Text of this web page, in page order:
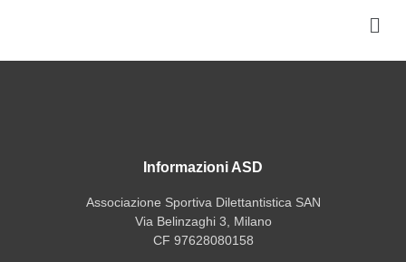
Informazioni ASD
Associazione Sportiva Dilettantistica SAN
Via Belinzaghi 3, Milano
CF 97628080158